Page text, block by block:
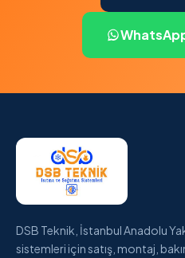
DSB Teknik, İstanbul Anadolu
sistemleri için satış, montaj,